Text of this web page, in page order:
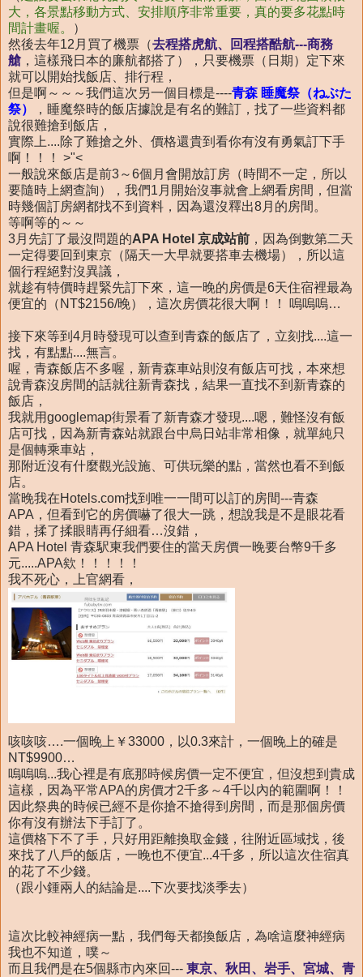
大，各景點移動方式、安排順序非常重要，真的要多花點時
間計畫喔。
）
然後去年12月買了機票（去程搭虎航、回程搭酷航---商務
艙 ，這樣飛日本的廉航都搭了），只要機票（日期）定下來
就可以開始找飯店、排行程，
但是啊～～～我們這次另一個目標是----青森 睡魔祭（ねぶた
祭）
，睡魔祭時的飯店據說是有名的難訂，找了一些資料都
說很難搶到飯店，
實際上....除了難搶之外、價格還貴到看你有沒有勇氣訂下手
啊！！！ >"<
一般說來飯店是前3～6個月會開放訂房（時間不一定，所以
要隨時上網查詢），我們1月開始沒事就會上網看房間，但當
時幾個訂房網都找不到資料，因為還沒釋出8月的房間。
等啊等的～～
3月先訂了最沒問題的APA Hotel 京成站前 ，因為倒數第二天
一定得要回到東京（隔天一大早就要搭車去機場），所以這
個行程絕對沒異議，
就趁有特價時趕緊先訂下來，這一晚的房價是6天住宿裡最為
便宜的（NT$2156/晚），這次房價花很大啊！！ 嗚嗚嗚…
接下來等到4月時發現可以查到青森的飯店了，立刻找....這一
找，有點點....無言。
喔，青森飯店不多喔，新青森車站則沒有飯店可找，本來想
說青森沒房間的話就往新青森找，結果一直找不到新青森的
飯店，
我就用googlemap街景看了新青森才發現....嗯，難怪沒有飯
店可找，因為新青森站就跟台中烏日站非常相像，就單純只
是個轉乘車站，
那附近沒有什麼觀光設施、可供玩樂的點，當然也看不到飯
店。
當晚我在Hotels.com找到唯一一間可以訂的房間---青森
APA，但看到它的房價嚇了很大一跳，想說我是不是眼花看
錯，揉了揉眼睛再仔細看…沒錯，
APA Hotel 青森駅東我們要住的當天房價一晚要台幣9千多
元.....APA欸！！！！！
我不死心，上官網看，
咳咳咳….一個晚上￥33000，以0.3來計，一個晚上的確是
NT$9900…
嗚嗚嗚...我心裡是有底那時候房價一定不便宜，但沒想到貴成
這樣，因為平常APA的房價才2千多～4千以內的範圍啊！！
因此祭典的時候已經不是你搶不搶得到房間，而是那個房價
你有沒有辦法下手訂了。
這價格下不了手，只好用距離換取金錢，往附近區域找，後
來找了八戶的飯店，一晚也不便宜...4千多，所以這次住宿真
的花了不少錢。
（跟小鍾兩人的結論是....下次要找淡季去）
這次比較神經病一點，我們每天都換飯店，為啥這麼神經病
我也不知道，噗～
而且我們是在5個縣市內來回--- 東京、秋田、岩手、宮城、青